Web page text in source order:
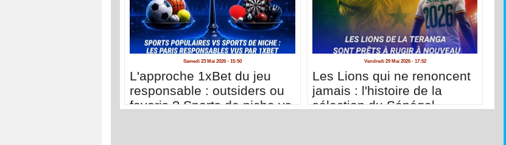
Samedi 23 Mai 2026 - 15:50
L'approche 1xBet du jeu
responsable : outsiders ou
favoris ? Sports de niche vs
Vendredi 29 Mai 2026 - 17:52
Les Lions qui ne renoncent
jamais : l'histoire de la
sélection du Sénégal